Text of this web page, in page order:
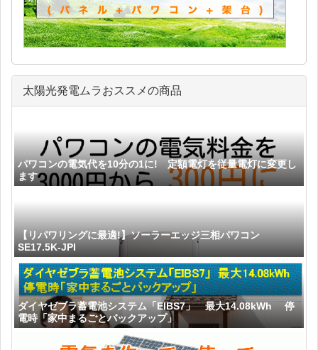
太陽光発電ムラおススメの商品
パワコンの電気代を10分の1に! 定額電灯を従量電灯に変更し
ます
【リパワリングに最適!】ソーラーエッジ三相パワコン
SE17.5K-JPI
ダイヤゼブラ蓄電池システム「EIBS7」 最大14.08kWh 停
電時「家中まるごとバックアップ」